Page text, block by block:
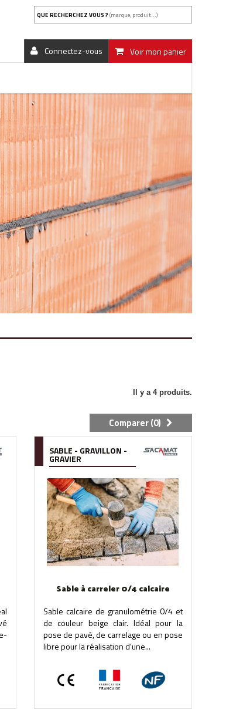
QUE RECHERCHEZ VOUS ? (marque, produit...)
Voir mon panier
Connectez-vous
Il y a 4 produits.
Comparer (0)
SABLE - GRAVILLON -
GRAVIER
Sable à carreler 0/4 calcaire
Sable calcaire de granulométrie 0/4 et
de couleur beige clair. Idéal pour la
pose de pavé, de carrelage ou en pose
libre pour la réalisation d'une...